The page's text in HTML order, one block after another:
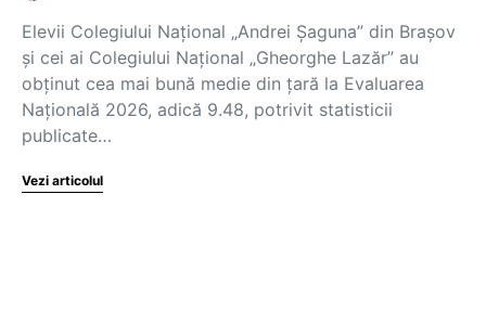
Elevii Colegiului Național „Andrei Șaguna” din Brașov
și cei ai Colegiului Național „Gheorghe Lazăr” au
obținut cea mai bună medie din țară la Evaluarea
Națională 2026, adică 9.48, potrivit statisticii
publicate…
Vezi articolul